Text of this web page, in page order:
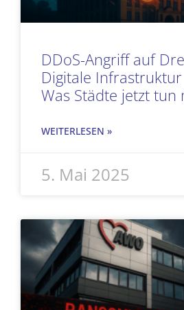
DDoS-Angriff auf
Digitale
Was Städte jetzt tun
WEITERLESEN »
5. Mai 2025